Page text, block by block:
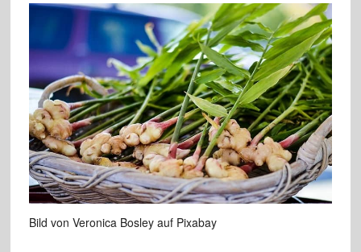
Bild von Veronica Bosley auf Pixabay